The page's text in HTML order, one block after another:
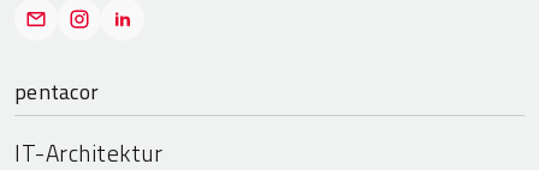
pentacor
IT-Architektur